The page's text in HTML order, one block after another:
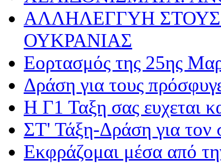
ΑΛΛΗΛΕΓΓΥΗ
ΟΥΚΡΑΝΙΑΣ
Εορτασμός της 25ης
Δράση για τους
Η Γ1 Ταξη σας ευχεται
ΣΤ' Τάξη-Δράση για τον
Εκφράζομαι μέσα από